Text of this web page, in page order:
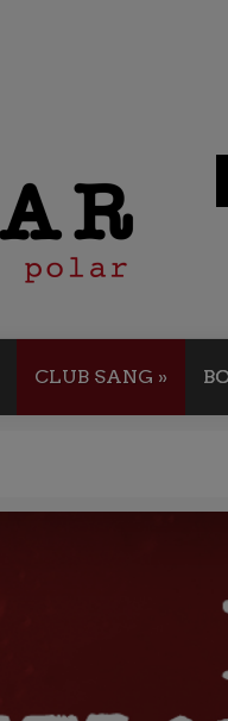
CLUB SANG »